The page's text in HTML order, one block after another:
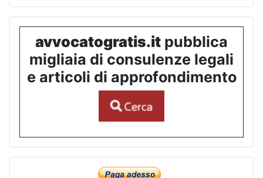
avvocatogratis.it pubblica
migliaia di consulenze legali
e articoli di approfondimento